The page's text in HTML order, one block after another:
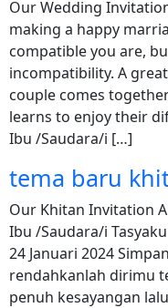
Our Wedding
making a happy
compatible you are,
incompatibility. A
couple comes
learns to enjoy their
Ibu /Saudara/i […]
tema baru
Our Khitan Invitation
Ibu /Saudara/i
24 Januari 2024
rendahkanlah dirimu
penuh kesayangan